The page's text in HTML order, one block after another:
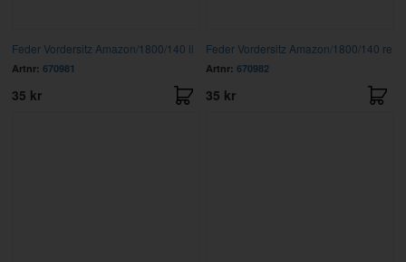
Feder Vordersitz Amazon/1800/140 li
Artnr: 670981
35 kr
Feder Vordersitz Amazon/1800/140 re
Artnr: 670982
35 kr